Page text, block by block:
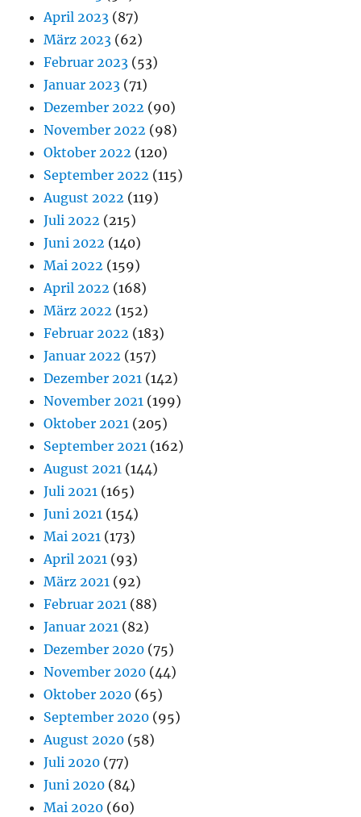
April 2023 (87)
März 2023 (62)
Februar 2023 (53)
Januar 2023 (71)
Dezember 2022 (90)
November 2022 (98)
Oktober 2022 (120)
September 2022 (115)
August 2022 (119)
Juli 2022 (215)
Juni 2022 (140)
Mai 2022 (159)
April 2022 (168)
März 2022 (152)
Februar 2022 (183)
Januar 2022 (157)
Dezember 2021 (142)
November 2021 (199)
Oktober 2021 (205)
September 2021 (162)
August 2021 (144)
Juli 2021 (165)
Juni 2021 (154)
Mai 2021 (173)
April 2021 (93)
März 2021 (92)
Februar 2021 (88)
Januar 2021 (82)
Dezember 2020 (75)
November 2020 (44)
Oktober 2020 (65)
September 2020 (95)
August 2020 (58)
Juli 2020 (77)
Juni 2020 (84)
Mai 2020 (60)